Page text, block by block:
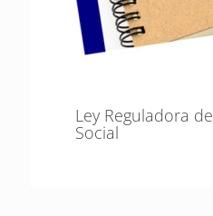
Ley Reguladora
Social